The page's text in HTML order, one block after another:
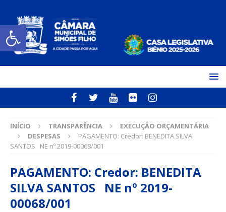
Open toolbar
INÍCIO TRANSPARÊNCIA
EXECUÇÃO ORÇAMENTÁRIA
DESPESAS
PAGAMENTO: Credor: BENEDITA SILVA
SANTOS NE nº 2019-00068/001
PAGAMENTO: Credor: BENEDITA
SILVA SANTOS NE nº 2019-
00068/001